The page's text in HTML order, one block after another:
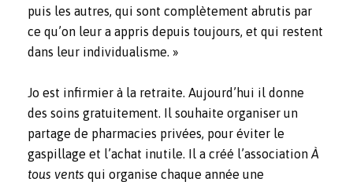
puis les autres, qui sont complètement abrutis par
ce qu’on leur a appris depuis toujours, et qui restent
dans leur individualisme. »
Jo est infirmier à la retraite. Aujourd’hui il donne
des soins gratuitement. Il souhaite organiser un
partage de pharmacies privées, pour éviter le
gaspillage et l’achat inutile. Il a créé l’association À
tous vents qui organise chaque année une